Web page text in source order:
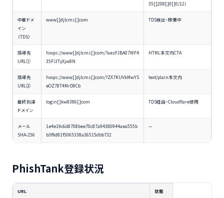
35[.]208[.]0[.]0/12）
中継ドメ
イン
（TDS）
www[.]djlcms[.]com TDS検出・稼働中
誘導先
URL①
hxxps://www[.]djlcms[.]com/?aezFJBA07WF4
35Fi3TyXjw8N
HTML本文内CTA
誘導先
URL②
hxxps://www[.]djlcms[.]com/?ZX7KUVkMwYS
eOZ78T4MrD0Cb
text/plain本文内
最終到達
ドメイン
login[.]kw8386[.]com TDS経由・Cloudflare使用
メール
SHA-256
1e4e19c6d8708bee70c87a94380944aea555b
b3f9d81f5065338a36515dbb732
—
PhishTank登録状況
URL 状態